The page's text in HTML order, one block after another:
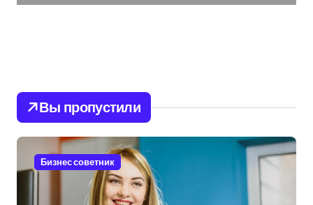
Вы пропустили
Бизнес советник